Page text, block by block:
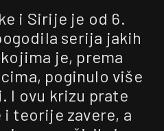
i Sirije je od 6.
serija jakih
je, prema
poginulo više
I ovu krizu prate
teorije zavere, a